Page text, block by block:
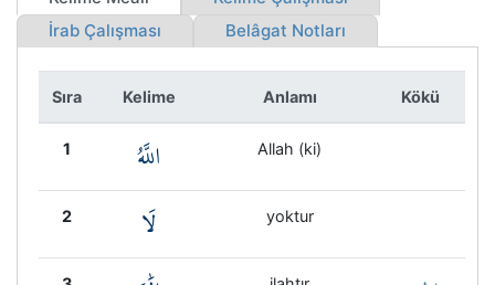
İrab Çalışması
Belâgat Notları
Sıra Kelime Anlamı Kökü
1 اللَّهُ Allah (ki)
2 لَا yoktur